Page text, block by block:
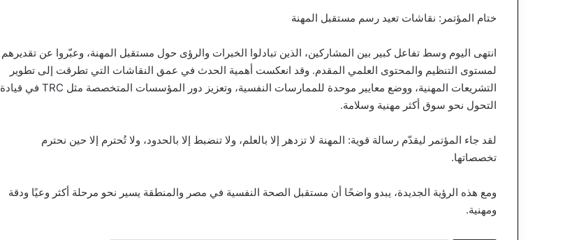
ختام المؤتمر: نقاشات تعيد رسم مستقبل المهنة
انتهى اليوم وسط تفاعل كبير بين المشاركين، الذين تبادلوا الخبرات والرؤى حول مستقبل المهنة، وعبّروا عن تقديرهم
لمستوى التنظيم والمحتوى العلمي المقدم. وقد انعكست أهمية الحدث في عمق النقاشات التي تطرقت إلى تطوير
التشريعات المهنية، ووضع معايير موحدة للممارسات النفسية، وتعزيز دور المؤسسات المتخصصة مثل TRC في قيادة
التحول نحو سوق أكثر مهنية وسلامة.
لقد جاء المؤتمر ليقدّم رسالة قوية: المهنة لا تزدهر إلا بالعلم، ولا تنضبط إلا بالحدود، ولا تُحترم إلا حين نحترم
تخصصاتها.
ومع هذه الرؤية الجديدة، يبدو واضحًا أن مستقبل الصحة النفسية في مصر والمنطقة يسير نحو مرحلة أكثر وعيًا ودقة
ومهنية.